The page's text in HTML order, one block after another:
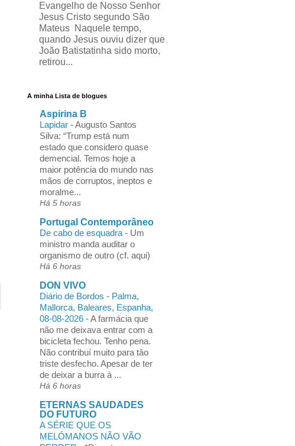
Evangelho de Nosso Senhor
Jesus Cristo segundo São
Mateus Naquele tempo,
quando Jesus ouviu dizer que
João Batistatinha sido morto,
retirou...
A minha Lista de blogues
Aspirina B
Lapidar -Augusto Santos
Silva: “Trump está num
estado que considero quase
demencial. Temos hoje a
maior potência do mundo nas
mãos de corruptos, ineptos e
moralme...
Há 5 horas
Portugal Contemporâneo
De cabo de esquadra - Um
ministro manda auditar o
organismo de outro (cf. aqui)
Há 6 horas
DON VIVO
Diário de Bordos - Palma,
Mallorca, Baleares, Espanha,
08-08-2026 -A farmácia que
não me deixava entrar com a
bicicleta fechou. Tenho pena.
Não contribuí muito para tâo
triste desfecho. Apesar de ter
de deixar a burra à ...
Há 6 horas
ETERNAS SAUDADES
DO FUTURO
A SÉRIE QUE OS
MELÓMANOS NÃO VÃO